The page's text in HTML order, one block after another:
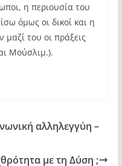
η περιουσία του
όμως οι δικοί και η
του οι πράξεις
Μούσλιμ.).
αλληλεγγύη –
με τη Δύση ;